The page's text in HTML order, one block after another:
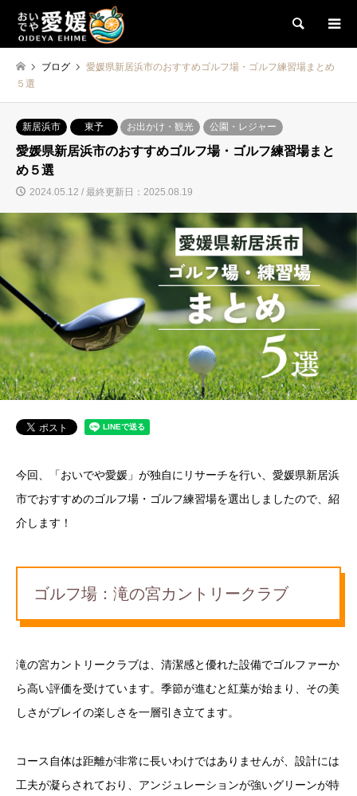
検索
ブログ
愛媛県新居浜市のおすすめゴルフ場・ゴルフ練習場まとめ
５選
新居浜市 東予 お出かけ・観光 公園・レジャー
愛媛県新居浜市のおすすめゴルフ場・ゴルフ練習場まと
め５選
2024.05.12 / 最終更新日：2025.08.19
今回、「おいでや愛媛」が独自にリサーチを行い、愛媛県新居浜
市でおすすめのゴルフ場・ゴルフ練習場を選出しましたので、紹
介します！
ゴルフ場：滝の宮カントリークラブ
滝の宮カントリークラブは、清潔感と優れた設備でゴルファーか
ら高い評価を受けています。季節が進むと紅葉が始まり、その美
しさがプレイの楽しさを一層引き立てます。
コース自体は距離が非常に長いわけではありませんが、設計には
工夫が凝らされており、アンジュレーションが強いグリーンが特